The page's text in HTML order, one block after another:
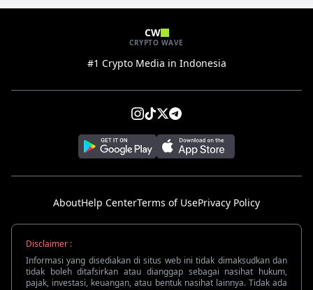
CW
CRYPTO WAVE
#1 Crypto Media in Indonesia
AboutHelp CenterTerms of UsePrivacy Policy
Disclaimer :
Informasi yang disediakan di situs web ini tidak dimaksudkan dan
tidak boleh ditafsirkan atau dianggap sebagai nasihat hukum,
pajak, investasi, keuangan, atau bentuk nasihat lainnya. Tidak ada